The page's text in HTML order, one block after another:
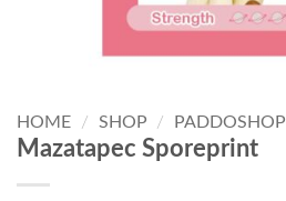
HOME / SHOP / PADDOSHOP
Mazatapec Sporeprint